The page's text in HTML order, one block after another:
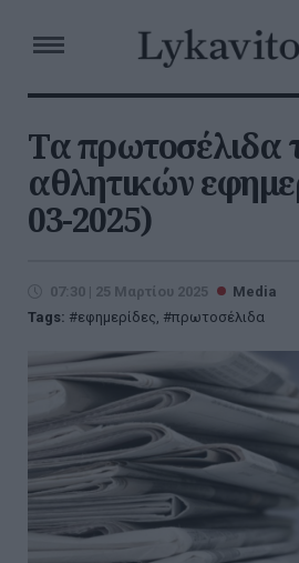
Τα πρωτοσέλιδα
αθλητικών
03-2025)
07:30 | 25 Μαρτίου 2025
Media
Tags:
εφημερίδες, πρωτοσέλιδα